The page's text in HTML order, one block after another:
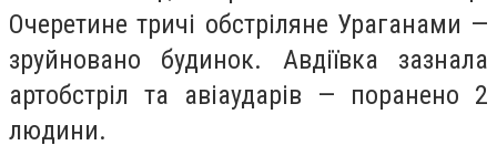
Очеретине тричі обстріляне Ураганами —
зруйновано будинок. Авдіївка зазнала
артобстріл та авіаударів — поранено 2
людини.